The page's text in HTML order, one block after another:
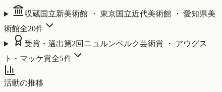
収蔵国立新美術館 ・ 東京国立近代美術館 ・ 愛知県美
術館全20件
受賞・選出第2回ニュルンベルク芸術賞 ・ アウグス
ト・マッケ賞全5件
活動の推移